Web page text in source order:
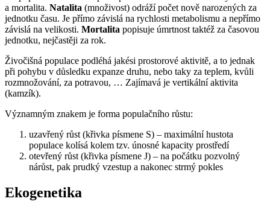
a mortalita. Natalita (množivost) odráží počet nově narozených za
jednotku času. Je přímo závislá na rychlosti metabolismu a nepřímo
závislá na velikosti. Mortalita popisuje úmrtnost taktéž za časovou
jednotku, nejčastěji za rok.
Živočišná populace podléhá jakési prostorové aktivitě, a to jednak
při pohybu v důsledku expanze druhu, nebo taky za teplem, kvůli
rozmnožování, za potravou, … Zajímavá je vertikální aktivita
(kamzík).
Významným znakem je forma populačního růstu:
uzavřený růst (křivka písmene S) – maximální hustota
populace kolísá kolem tzv. únosné kapacity prostředí
otevřený růst (křivka písmene J) – na počátku pozvolný
nárůst, pak prudký vzestup a nakonec strmý pokles
Ekogenetika